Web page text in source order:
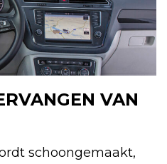
VAN
schoongemaakt,